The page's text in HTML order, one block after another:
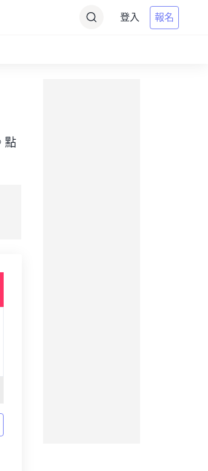
登入 報名
點